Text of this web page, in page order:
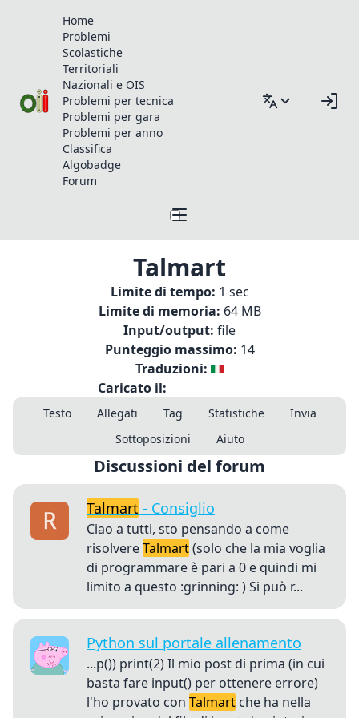
Home
Problemi
Scolastiche
Territoriali
Nazionali e OIS
Problemi per tecnica
Problemi per gara
Problemi per anno
Classifica
Algobadge
Forum
Talmart
Limite di tempo: 1 sec
Limite di memoria: 64 MB
Input/output: file
Punteggio massimo: 14
Traduzioni:
Caricato il:
Testo Allegati Tag Statistiche
Invia
Sottoposizioni
Aiuto
Discussioni del forum
Talmart - Consiglio
Ciao a tutti, sto pensando a come
risolvereTalmart(solo che la mia voglia
di programmare è pari a 0 e quindi mi
limito a questo :grinning: ) Si può r...
Python sul portale allenamento
...p()) print(2) Il mio post di prima (in cui
basta fare input() per ottenere errore)
l'ho provato con Talmart che ha nella